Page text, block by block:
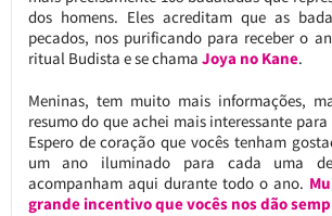
dos homens. Eles acreditam que as
pecados, nos purificando para receber o
ritual Budista e se chama Joya no Kane.
Meninas, tem muito mais informações,
resumo do que achei mais interessante
Espero de coração que vocês tenham
um ano iluminado para cada uma
acompanham aqui durante todo o ano.
grande incentivo que vocês nos dão